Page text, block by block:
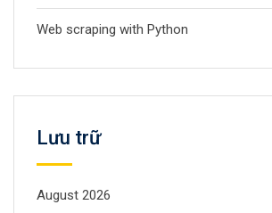
Web scraping with Python
Lưu trữ
August 2026